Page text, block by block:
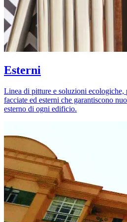
Esterni
Linea di pitture e soluzioni
facciate ed esterni che garantiscono
esterno di ogni edificio.